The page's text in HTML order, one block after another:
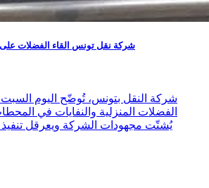
شركة نقل تونس القاء الفضلات
شركة النقل بتونس، تُوضّح اليوم
الفضلات المنزلية والنفايات في
يُشتّت مجهودات الشركة ويعرقل تنفيذ